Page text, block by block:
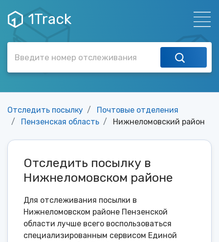
1Track
Отследить посылку
Почтовые отделения
Пензенская область
Нижнеломовский район
Отследить посылку в
Нижнеломовском районе
Для отслеживания посылки в
Нижнеломовском районе Пензенской
области лучше всего воспользоваться
специализированным сервисом Единой